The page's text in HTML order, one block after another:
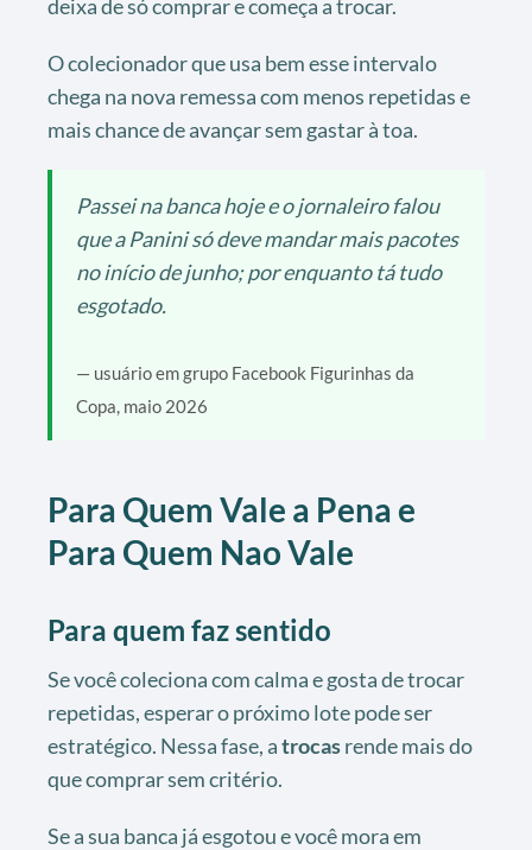
deixa de só comprar e começa a trocar.
O colecionador que usa bem esse intervalo
chega na nova remessa com menos repetidas e
mais chance de avançar sem gastar à toa.
Passei na banca hoje e o jornaleiro falou
que a Panini só deve mandar mais pacotes
no início de junho; por enquanto tá tudo
esgotado.
— usuário em grupo Facebook Figurinhas da
Copa, maio 2026
Para Quem Vale a Pena e
Para Quem Nao Vale
Para quem faz sentido
Se você coleciona com calma e gosta de trocar
repetidas, esperar o próximo lote pode ser
estratégico. Nessa fase, atrocasrende mais do
que comprar sem critério.
Se a sua banca já esgotou e você mora em